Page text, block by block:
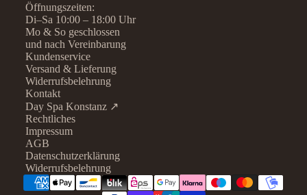
Öffnungszeiten:
Di–Sa 10:00 – 18:00 Uhr
Mo & So geschlossen
und nach Vereinbarung
Kundenservice
Versand & Lieferung
Widerrufsbelehrung
Kontakt
Day Spa Konstanz ↗
Rechtliches
Impressum
AGB
Datenschutzerklärung
Widerrufsbelehrung
Datenschutzerklärung
Widerrufsrecht
AGB
Kontaktinformationen